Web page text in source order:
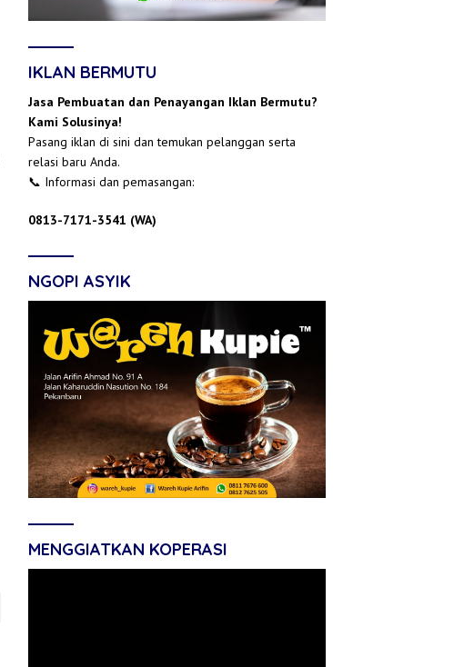
IKLAN BERMUTU
Jasa Pembuatan dan Penayangan Iklan Bermutu?
Kami Solusinya!
Pasang iklan di sini dan temukan pelanggan serta
relasi baru Anda.
📞 Informasi dan pemasangan:
0813-7171-3541 (WA)
NGOPI ASYIK
MENGGIATKAN KOPERASI